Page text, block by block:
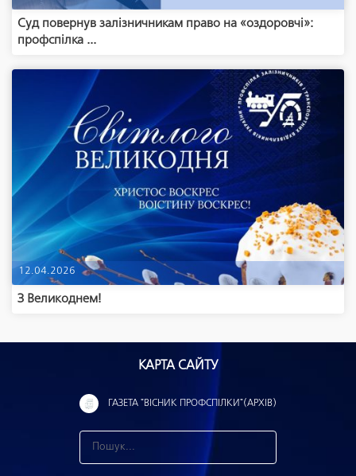
Суд повернув залізничникам право на «оздоровчі»:
профспілка ...
12.04.2026
З Великоднем!
КАРТА САЙТУ
ГАЗЕТА "ВІСНИК ПРОФСПІЛКИ"(АРХІВ)
н